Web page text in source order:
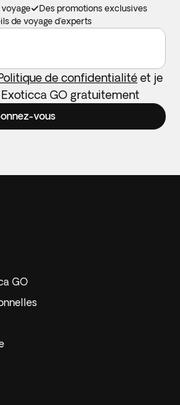
Des promotions exclusives
de voyage d'experts
de confidentialité et je
GO gratuitement
vous
GO